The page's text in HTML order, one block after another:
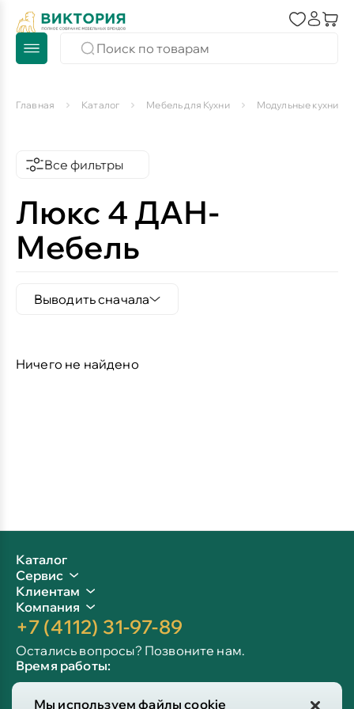
Мы используем файлы cookie
Главная Каталог Мебель для Кухни Модульные кухни
Все фильтры
Люкс 4 ДАН-
Мебель
Выводить сначала
Ничего не найдено
Каталог
Сервис
Клиентам
Компания
+7 (4112) 31-97-89
Остались вопросы? Позвоните нам.
Время работы: